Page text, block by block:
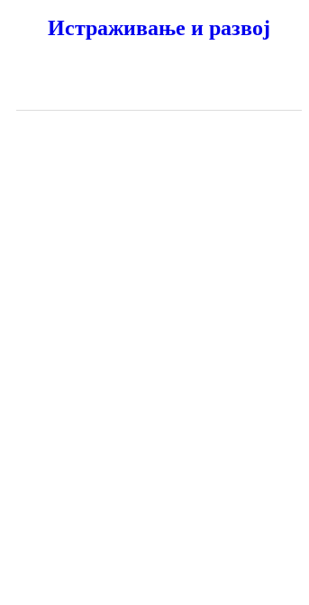
Истраживање и развој